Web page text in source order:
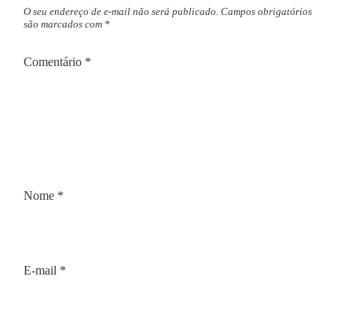
O seu endereço de e-mail não será publicado. Campos obrigatórios
são marcados com *
Comentário *
Nome *
E-mail *